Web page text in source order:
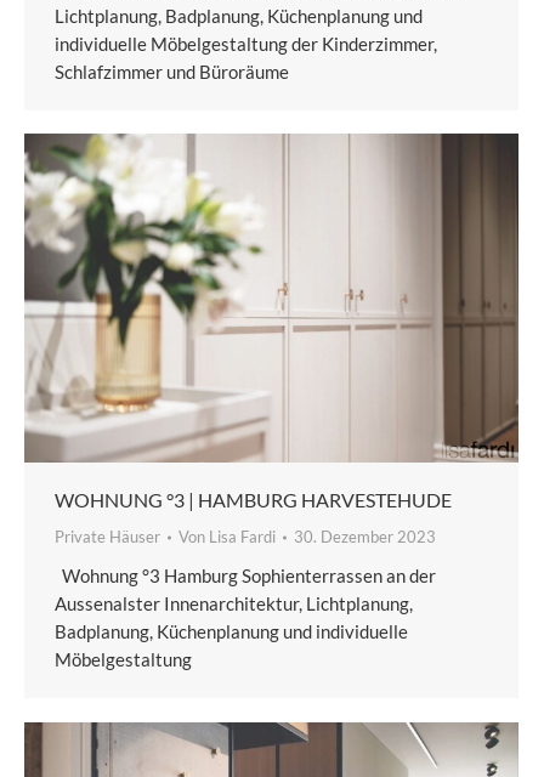
Lichtplanung, Badplanung, Küchenplanung und
individuelle Möbelgestaltung der Kinderzimmer,
Schlafzimmer und Büroräume
WOHNUNG °3 | HAMBURG HARVESTEHUDE
Private Häuser Von Lisa Fardi 30. Dezember 2023
Wohnung °3 Hamburg Sophienterrassen an der
Aussenalster Innenarchitektur, Lichtplanung,
Badplanung, Küchenplanung und individuelle
Möbelgestaltung